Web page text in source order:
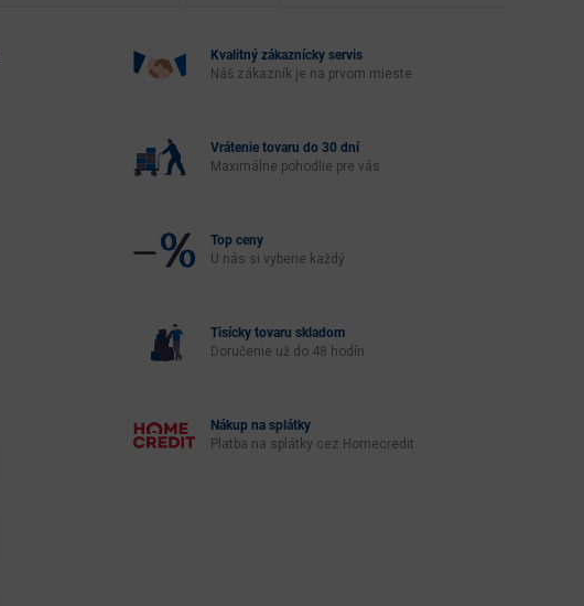
Kvalitný zákaznícky servis
Náš zákazník je na prvom mieste
Vrátenie tovaru do 30 dní
Maximálne pohodlie pre vás
Top ceny
U nás si vyberie každý
Tisícky tovaru skladom
Doručenie už do 48 hodín
Nákup na splátky
Platba na splátky cez Homecredit